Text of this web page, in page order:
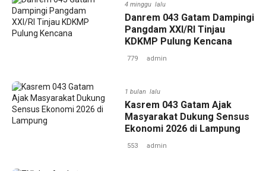
4 minggu lalu
Danrem 043 Gatam Dampingi
Pangdam XXI/RI Tinjau
KDKMP Pulung Kencana
779 admin
1 bulan lalu
Kasrem 043 Gatam Ajak
Masyarakat Dukung Sensus
Ekonomi 2026 di Lampung
553 admin